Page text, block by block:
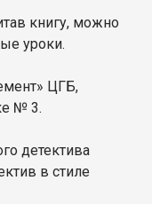
книгу, можно
уроки.
ЦГБ,
№ 3.
детектива
в стиле